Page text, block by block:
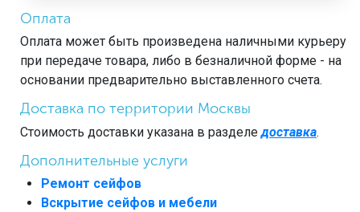
Оплата
Оплата может быть произведена наличными курьеру
при передаче товара, либо в безналичной форме - на
основании предварительно выставленного счета.
Доставка по территории Москвы
Стоимость доставки указана в разделедоставка.
Дополнительные услуги
Ремонт сейфов
Вскрытие сейфов и мебели